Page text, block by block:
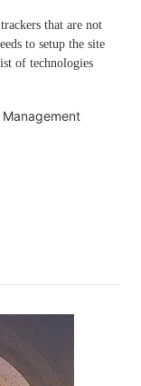
that are not
to setup the site
of technologies